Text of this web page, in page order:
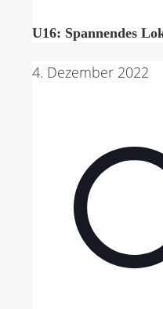
U16: Spannendes
4. Dezember 2022